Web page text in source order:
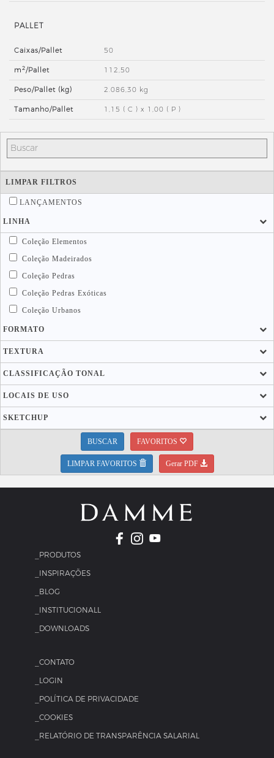
PALLET
Caixas/Pallet 50
m2/Pallet 112,50
Peso/Pallet (kg) 2.086,30 kg
Tamanho/Pallet 1,15 ( C ) x 1,00 ( P )
LIMPAR FILTROS
LANÇAMENTOS
LINHA
Coleção Elementos
Coleção Madeirados
Coleção Pedras
Coleção Pedras Exóticas
Coleção Urbanos
FORMATO
TEXTURA
CLASSIFICAÇÃO TONAL
LOCAIS DE USO
SKETCHUP
BUSCAR FAVORITOS
LIMPAR FAVORITOS Gerar PDF
_PRODUTOS
_INSPIRAÇÕES
_BLOG
_INSTITUCIONALL
_DOWNLOADS
_CONTATO
_LOGIN
_POLÍTICA DE PRIVACIDADE
_COOKIES
_RELATÓRIO DE TRANSPARÊNCIA SALARIAL